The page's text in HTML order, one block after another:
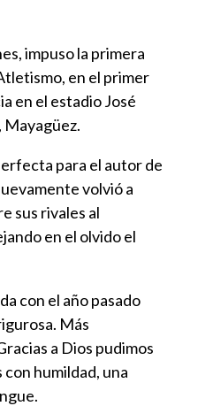
impuso la primera
en el primer
en el estadio José
para el autor de
volvió a
sus rivales al
en el olvido el
con el año pasado
Más
a Dios pudimos
humildad, una